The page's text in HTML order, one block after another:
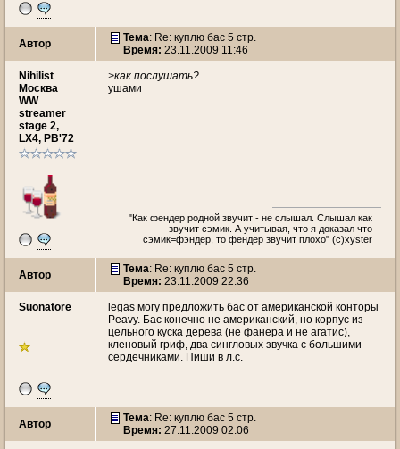
Автор Тема: Re: куплю бас 5 стр.
Время: 23.11.2009 11:46
Nihilist
Москва
WW
streamer
stage 2,
LX4, PB'72
>как послушать?
ушами
"Как фендер родной звучит - не слышал. Слышал как
звучит сэмик. А учитывая, что я доказал что
сэмик=фэндер, то фендер звучит плохо" (c)xyster
Автор Тема: Re: куплю бас 5 стр.
Время: 23.11.2009 22:36
Suonatore
legas могу предложить бас от американской конторы
Peavy. Бас конечно не американский, но корпус из
цельного куска дерева (не фанера и не агатис),
кленовый гриф, два сингловых звучка с большими
сердечниками. Пиши в л.с.
Автор Тема: Re: куплю бас 5 стр.
Время: 27.11.2009 02:06